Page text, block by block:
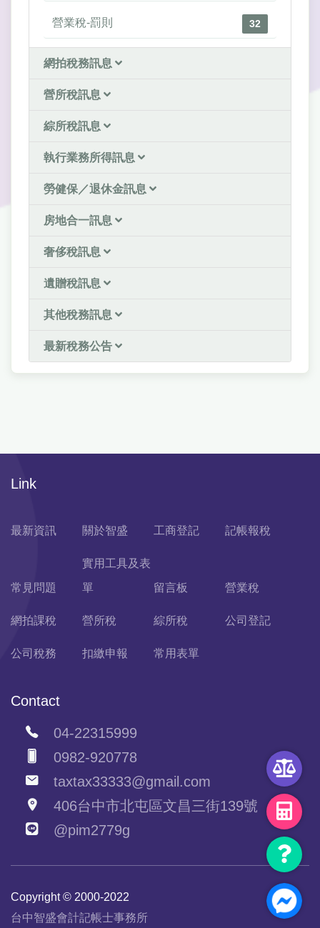
營業稅-罰則 32
網拍稅務訊息
營所稅訊息
綜所稅訊息
執行業務所得訊息
勞健保／退休金訊息
房地合一訊息
奢侈稅訊息
遺贈稅訊息
其他稅務訊息
最新稅務公告
Link
最新資訊 關於智盛 工商登記 記帳報稅
常見問題
實用工具及表
單
留言板 營業稅
網拍課稅 營所稅 綜所稅 公司登記
公司稅務 扣繳申報 常用表單
Contact
04-22315999
0982-920778
taxtax33333@gmail.com
406台中市北屯區文昌三街139號
@pim2779g
Copyright © 2000-2022
台中智盛會計記帳士事務所